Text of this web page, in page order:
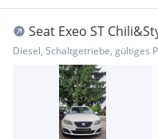
Seat Exeo ST
Diesel, Schaltgetriebe, gültiges